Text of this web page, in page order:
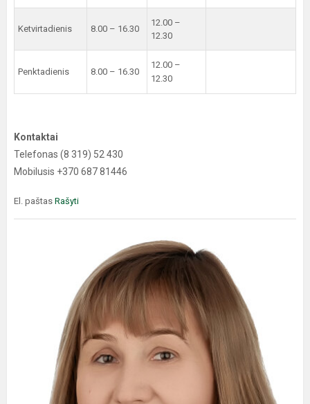
Ketvirtadienis 8.00 – 16.30
12.00 –
12.30
Penktadienis 8.00 – 16.30
12.00 –
12.30
Kontaktai
Telefonas (8 319) 52 430
Mobilusis +370 687 81446
El. paštas Rašyti